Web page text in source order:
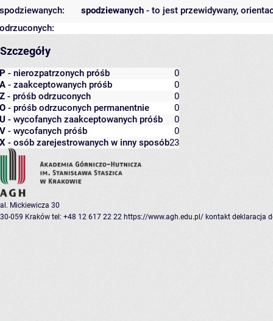
spodziewanych - to jest przewidywany,
spodziewanych:
odrzuconych:
Szczegóły
P - nierozpatrzonych próśb
0
A - zaakceptowanych próśb
0
Z - próśb odrzuconych
0
O - próśb odrzuconych permanentnie
0
U - wycofanych zaakceptowanych próśb
0
V - wycofanych próśb
0
X - osób zarejestrowanych w inny sposób23
al. Mickiewicza 30
30-059 Kraków tel: +48 12 617 22 22 https://www.agh.edu.pl/ kontakt deklaracja